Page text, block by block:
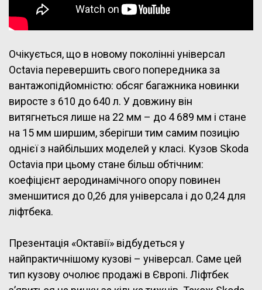
Очікується, що в новому поколінні універсал
Octavia перевершить свого попередника за
вантажопідйомністю: обсяг багажника новинки
виросте з 610 до 640 л. У довжину він
витягнеться лише на 22 мм – до 4 689 мм і стане
на 15 мм ширшим, зберігши тим самим позицію
однієї з найбільших моделей у класі. Кузов Skoda
Octavia при цьому стане більш обтічним:
коефіцієнт аеродинамічного опору повинен
зменшитися до 0,26 для універсала і до 0,24 для
ліфтбека.
Презентація «Октавії» відбудеться у
найпрактичнішому кузові – універсал. Саме цей
тип кузову очолює продажі в Європі. Ліфтбек